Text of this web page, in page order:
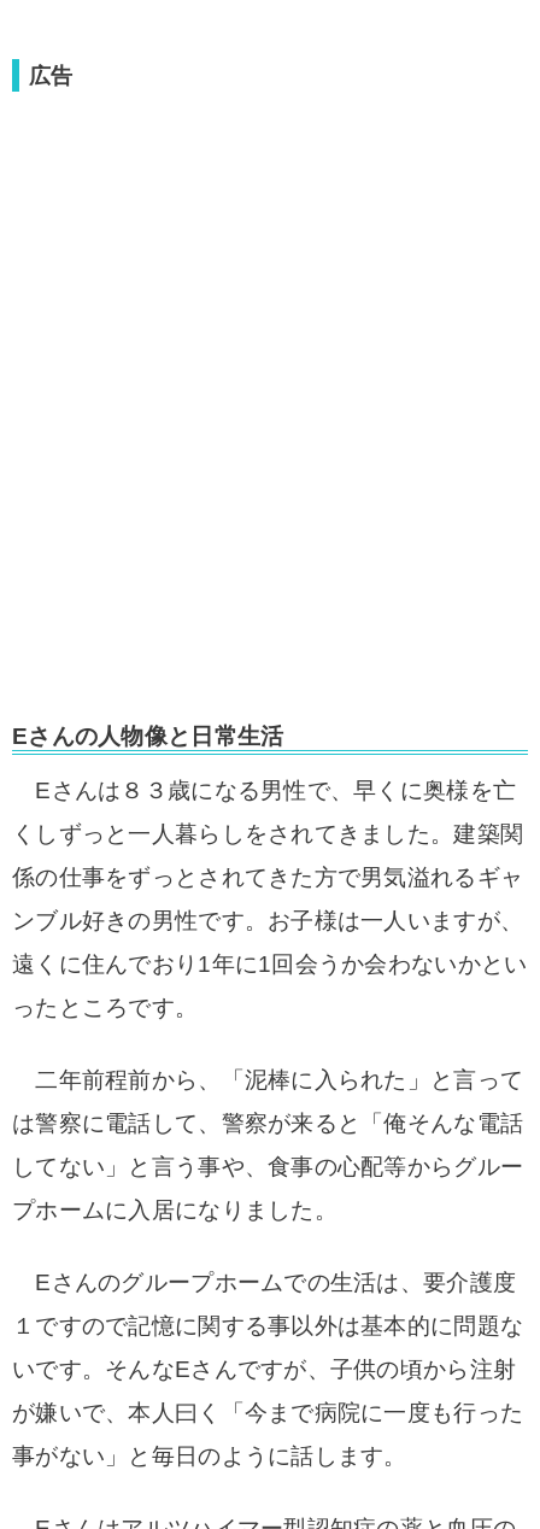
広告
Eさんの人物像と日常生活
Eさんは８３歳になる男性で、早くに奥様を亡
くしずっと一人暮らしをされてきました。建築関
係の仕事をずっとされてきた方で男気溢れるギャ
ンブル好きの男性です。お子様は一人いますが、
遠くに住んでおり1年に1回会うか会わないかとい
ったところです。
二年前程前から、「泥棒に入られた」と言って
は警察に電話して、警察が来ると「俺そんな電話
してない」と言う事や、食事の心配等からグルー
プホームに入居になりました。
Eさんのグループホームでの生活は、要介護度
１ですので記憶に関する事以外は基本的に問題な
いです。そんなEさんですが、子供の頃から注射
が嫌いで、本人曰く「今まで病院に一度も行った
事がない」と毎日のように話します。